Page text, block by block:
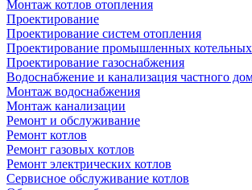
Монтаж котлов отопления
Проектирование
Проектирование систем отопления
Проектирование промышленных котельных
Проектирование газоснабжения
Водоснабжение и канализация частного
Монтаж водоснабжения
Монтаж канализации
Ремонт и обслуживание
Ремонт котлов
Ремонт газовых котлов
Ремонт электрических котлов
Сервисное обслуживание котлов